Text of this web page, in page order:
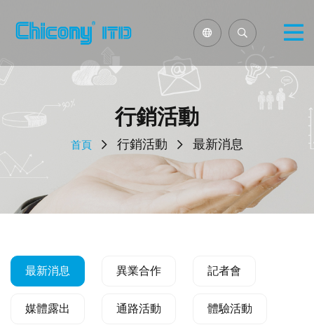
行銷活動
首頁 行銷活動 最新消息
最新消息 異業合作 記者會
媒體露出 通路活動 體驗活動